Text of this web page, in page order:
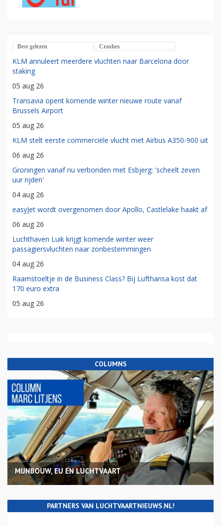
Best gelezen Crashes
KLM annuleert meerdere vluchten naar Barcelona door
staking
05 aug 26
Transavia opent komende winter nieuwe route vanaf
Brussels Airport
05 aug 26
KLM stelt eerste commerciële vlucht met Airbus A350-900 uit
06 aug 26
Groningen vanaf nu verbonden met Esbjerg: 'scheelt zeven
uur rijden'
04 aug 26
easyJet wordt overgenomen door Apollo, Castlelake haakt af
06 aug 26
Luchthaven Luik krijgt komende winter weer
passagiersvluchten naar zonbestemmingen
04 aug 26
Raamstoeltje in de Business Class? Bij Lufthansa kost dat
170 euro extra
05 aug 26
COLUMNS
MIJNBOUW, EU EN LUCHTVAART
PARTNERS VAN LUCHTVAARTNIEUWS.NL!